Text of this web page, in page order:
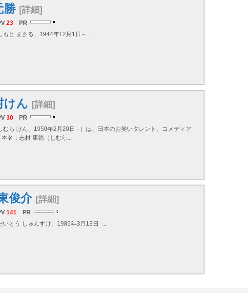
勝 [詳細]
23
PR
もと まさる、1944年12月1日 -...
けん [詳細]
30
PR
むら けん、1950年2月20日 - ）は、日本のお笑いタレント、コメディア
名：志村 康徳（しむら...
俊介 [詳細]
141
PR
いとう しゅんすけ、1986年3月13日 -...